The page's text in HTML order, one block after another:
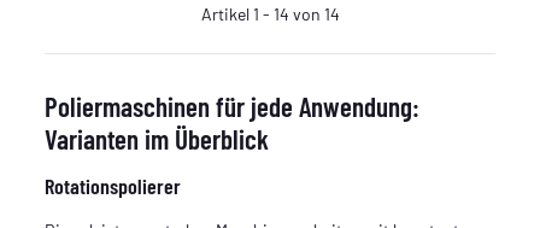
Artikel 1 - 14 von 14
Poliermaschinen für jede Anwendung:
Varianten im Überblick
Rotationspolierer